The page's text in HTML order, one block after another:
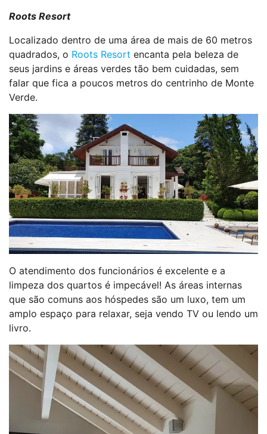
Roots Resort
Localizado dentro de uma área de mais de 60 metros
quadrados, o Roots Resort encanta pela beleza de
seus jardins e áreas verdes tão bem cuidadas, sem
falar que fica a poucos metros do centrinho de Monte
Verde.
O atendimento dos funcionários é excelente e a
limpeza dos quartos é impecável! As áreas internas
que são comuns aos hóspedes são um luxo, tem um
amplo espaço para relaxar, seja vendo TV ou lendo um
livro.